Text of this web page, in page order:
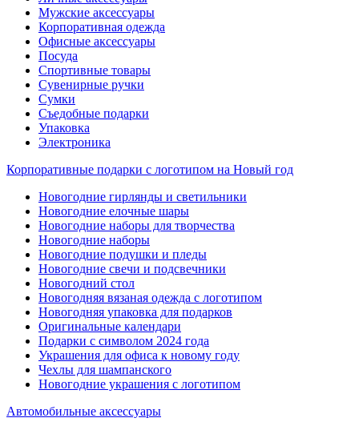
Мужские аксессуары
Корпоративная одежда
Офисные аксессуары
Посуда
Спортивные товары
Сувенирные ручки
Сумки
Съедобные подарки
Упаковка
Электроника
Корпоративные подарки с логотипом на Новый год
Новогодние гирлянды и светильники
Новогодние елочные шары
Новогодние наборы для творчества
Новогодние наборы
Новогодние подушки и пледы
Новогодние свечи и подсвечники
Новогодний стол
Новогодняя вязаная одежда с логотипом
Новогодняя упаковка для подарков
Оригинальные календари
Подарки с символом 2024 года
Украшения для офиса к новому году
Чехлы для шампанского
Новогодние украшения с логотипом
Автомобильные аксессуары